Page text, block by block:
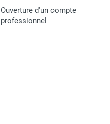
Ouverture d'un compte
professionnel